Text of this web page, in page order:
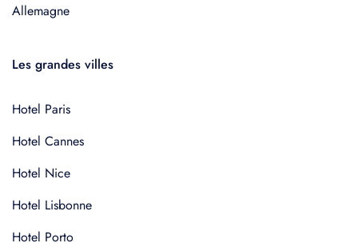
Allemagne
Les grandes villes
Hotel Paris
Hotel Cannes
Hotel Nice
Hotel Lisbonne
Hotel Porto